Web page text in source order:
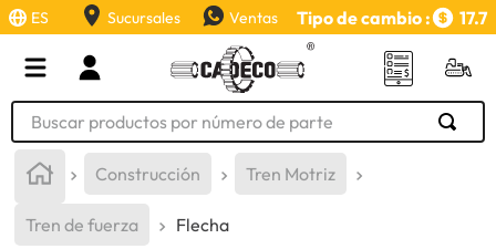
ES Sucursales Ventas Tipo de cambio : 17.7
Buscar productos por número de parte
Construcción Tren Motriz
Tren de fuerza Flecha
TÉRMINOS MÁS BUSCADOS
2 .
aceite